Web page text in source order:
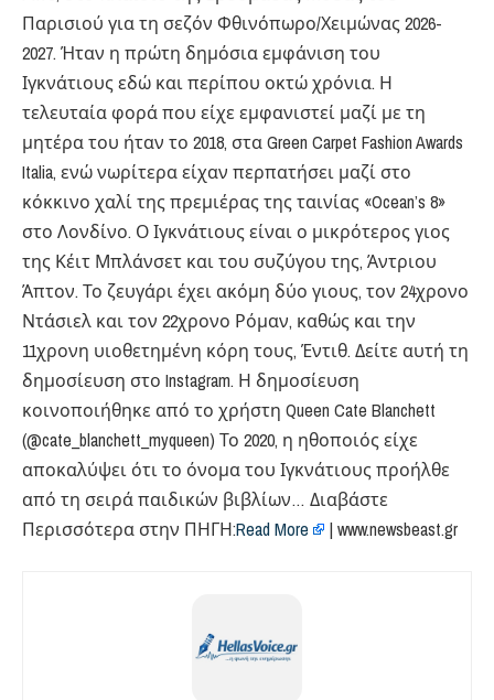
Παρισιού για τη σεζόν Φθινόπωρο/Χειμώνας 2026-
2027. Ήταν η πρώτη δημόσια εμφάνιση του
Ιγκνάτιους εδώ και περίπου οκτώ χρόνια. Η
τελευταία φορά που είχε εμφανιστεί μαζί με τη
μητέρα του ήταν το 2018, στα Green Carpet Fashion Awards
Italia, ενώ νωρίτερα είχαν περπατήσει μαζί στο
κόκκινο χαλί της πρεμιέρας της ταινίας «Ocean’s 8»
στο Λονδίνο. Ο Ιγκνάτιους είναι ο μικρότερος γιος
της Κέιτ Μπλάνσετ και του συζύγου της, Άντριου
Άπτον. Το ζευγάρι έχει ακόμη δύο γιους, τον 24χρονο
Ντάσιελ και τον 22χρονο Ρόμαν, καθώς και την
11χρονη υιοθετημένη κόρη τους, Έντιθ. Δείτε αυτή τη
δημοσίευση στο Instagram. Η δημοσίευση
κοινοποιήθηκε από το χρήστη Queen Cate Blanchett
(@cate_blanchett_myqueen) Το 2020, η ηθοποιός είχε
αποκαλύψει ότι το όνομα του Ιγκνάτιους προήλθε
από τη σειρά παιδικών βιβλίων… Διαβάστε
Περισσότερα στην ΠΗΓΗ:Read More | www.newsbeast.gr